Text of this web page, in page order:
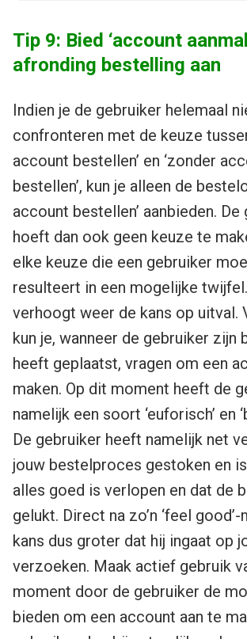
Tip 9: Bied ‘account
afronding bestelling aan
Indien je de gebruiker helemaal
confronteren met de keuze
account bestellen’ en ‘zonder
bestellen’, kun je alleen de
account bestellen’ aanbieden. De
hoeft dan ook geen keuze te
elke keuze die een gebruiker
resulteert in een mogelijke
verhoogt weer de kans op uitval.
kun je, wanneer de gebruiker zijn
heeft geplaatst, vragen om een
maken. Op dit moment heeft de
namelijk een soort ‘euforisch’ en
De gebruiker heeft namelijk net
jouw bestelproces gestoken en
alles goed is verlopen en dat de
gelukt. Direct na zo’n ‘feel
kans dus groter dat hij ingaat op
verzoeken. Maak actief gebruik
moment door de gebruiker de
bieden om een account aan te